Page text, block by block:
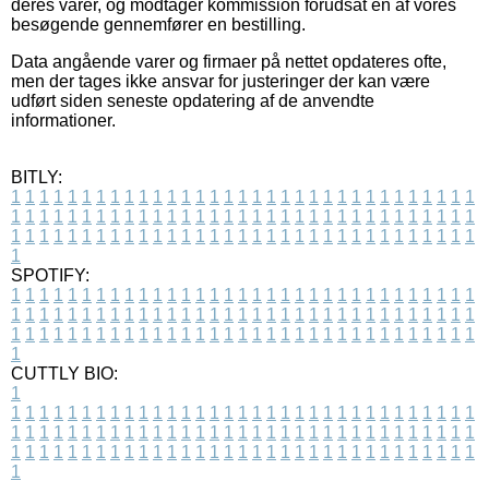
deres varer, og modtager kommission forudsat en af vores
besøgende gennemfører en bestilling.
Data angående varer og firmaer på nettet opdateres ofte,
men der tages ikke ansvar for justeringer der kan være
udført siden seneste opdatering af de anvendte
informationer.
BITLY:
1 1 1 1 1 1 1 1 1 1 1 1 1 1 1 1 1 1 1 1 1 1 1 1 1 1 1 1 1 1 1 1 1
1 1 1 1 1 1 1 1 1 1 1 1 1 1 1 1 1 1 1 1 1 1 1 1 1 1 1 1 1 1 1 1 1
1 1 1 1 1 1 1 1 1 1 1 1 1 1 1 1 1 1 1 1 1 1 1 1 1 1 1 1 1 1 1 1 1
1
SPOTIFY:
1 1 1 1 1 1 1 1 1 1 1 1 1 1 1 1 1 1 1 1 1 1 1 1 1 1 1 1 1 1 1 1 1
1 1 1 1 1 1 1 1 1 1 1 1 1 1 1 1 1 1 1 1 1 1 1 1 1 1 1 1 1 1 1 1 1
1 1 1 1 1 1 1 1 1 1 1 1 1 1 1 1 1 1 1 1 1 1 1 1 1 1 1 1 1 1 1 1 1
1
CUTTLY BIO:
1
1 1 1 1 1 1 1 1 1 1 1 1 1 1 1 1 1 1 1 1 1 1 1 1 1 1 1 1 1 1 1 1 1
1 1 1 1 1 1 1 1 1 1 1 1 1 1 1 1 1 1 1 1 1 1 1 1 1 1 1 1 1 1 1 1 1
1 1 1 1 1 1 1 1 1 1 1 1 1 1 1 1 1 1 1 1 1 1 1 1 1 1 1 1 1 1 1 1 1
1